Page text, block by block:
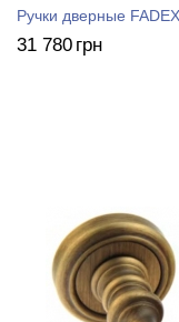
Ручки дверные
31 780 грн